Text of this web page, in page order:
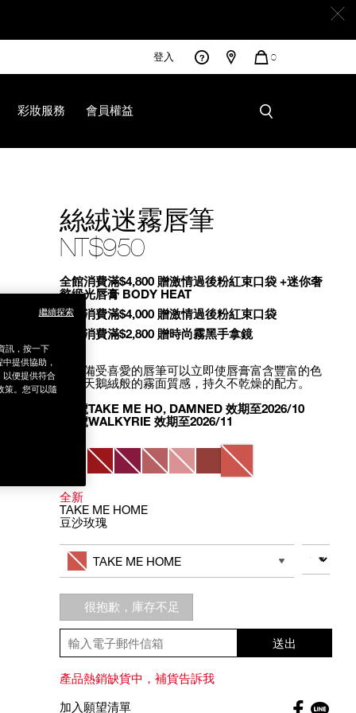
登入
您
0
彩妝服務 會員權益
絲絨迷霧唇筆
NT$950
Promotions
全館消費滿$4,800 贈激情過後粉紅束口袋 +迷你奢
慾緞光唇膏 BODY HEAT
全館消費滿$4,000 贈激情過後粉紅束口袋
全館消費滿$2,800 贈時尚霧黑手拿鏡
這款備受喜愛的唇筆可以立即使唇膏富含豐富的色
彩和天鵝絨般的霧面質感，持久不乾燥的配方。
*色號TAKE ME HO, DAMNED 效期至2026/10
*色號WALKYRIE 效期至2026/11
Variations
全新
TAKE ME HOME
豆沙玫瑰
to
cart
options
Actions
其他色系
TAKE ME HOME
數量
很抱歉，庫存不足
送出
產品熱銷缺貨中，補貨告訴我
加入願望清單
訊，按一下
提供協助，
以便提供符合
策。您可以隨
繼續探索